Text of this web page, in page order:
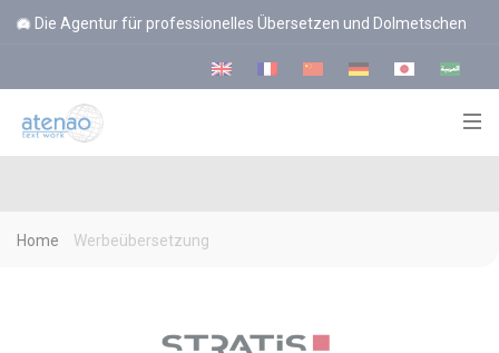
Die Agentur für professionelles Übersetzen und Dolmetschen
Home Werbeübersetzung
Cookie-Einstellungen